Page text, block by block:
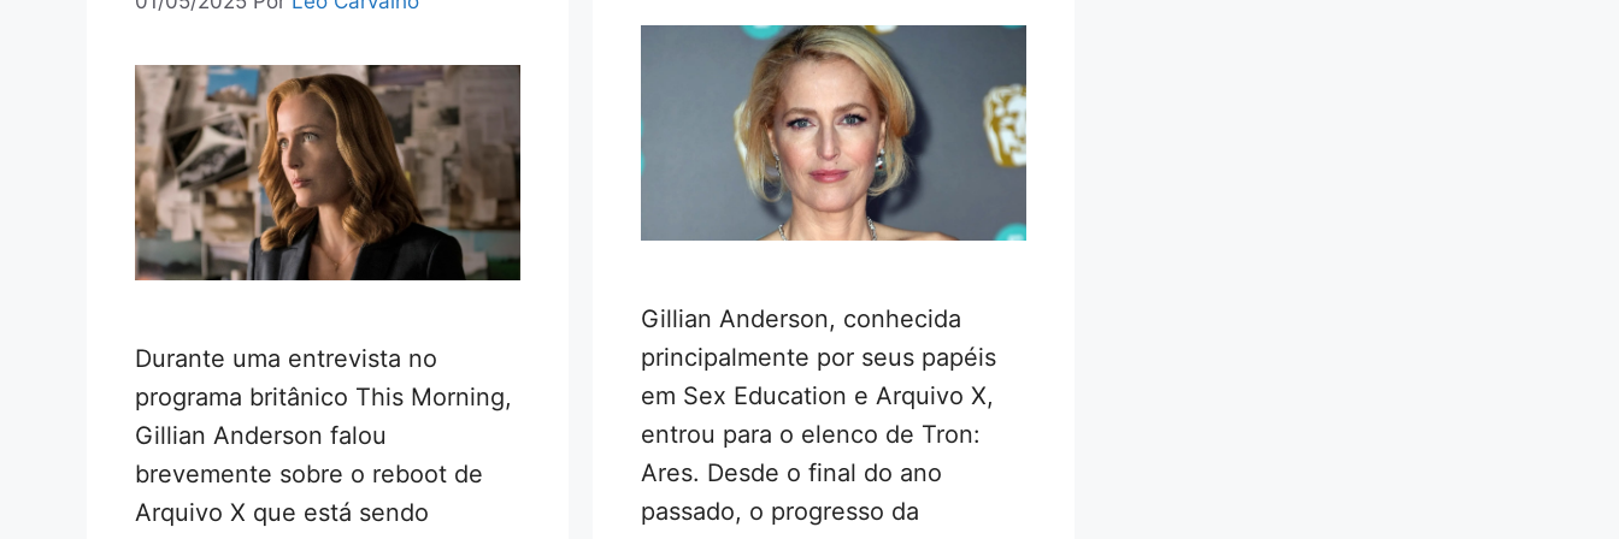
Durante uma entrevista no
programa britânico This Morning,
Gillian Anderson falou
brevemente sobre o reboot de
Arquivo X que está sendo
Gillian Anderson, conhecida
principalmente por seus papéis
em Sex Education e Arquivo X,
entrou para o elenco de Tron:
Ares. Desde o final do ano
passado, o progresso da